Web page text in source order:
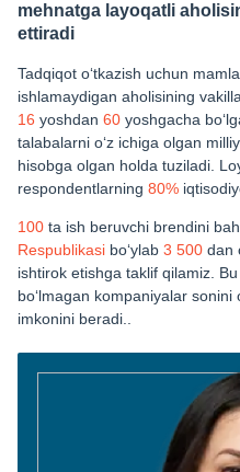
mehnatga layoqatli
ettiradi
Tadqiqot o‘tkazish uchun
ishlamaydigan aholisining
16 yoshdan 60 yoshgacha
talabalarni o‘z ichiga olgan
hisobga olgan holda tuziladi.
respondentlarning 80%
100 ta ish beruvchi brendini
Respublikasi boʻylab 3 500 dan
ishtirok etishga taklif qilamiz.
bo‘lmagan kompaniyalar
imkonini beradi..